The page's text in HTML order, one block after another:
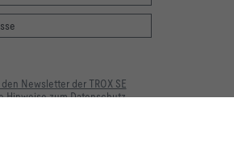
Newsletter der TROX SE
Hinweise zum Datenschutz